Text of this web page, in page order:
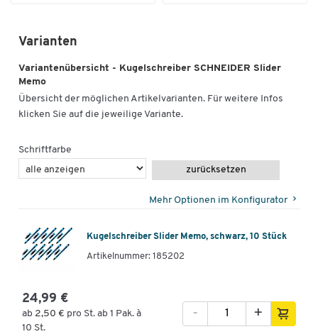
Varianten
Variantenübersicht - Kugelschreiber SCHNEIDER Slider
Memo
Übersicht der möglichen Artikelvarianten. Für weitere Infos
klicken Sie auf die jeweilige Variante.
Schriftfarbe
zurücksetzen
Mehr Optionen im Konfigurator
Kugelschreiber Slider Memo, schwarz, 10 Stück
Artikelnummer: 185202
24,99 €
ab 2,50 € pro St. ab 1 Pak. à
10 St.
+
-